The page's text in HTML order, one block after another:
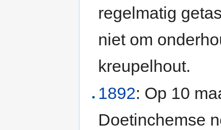
regelmatig
niet om
kreupelhout.
1892: Op 10
Doetinchemse